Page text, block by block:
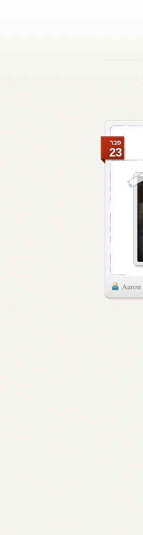
פבר
23
Aaron